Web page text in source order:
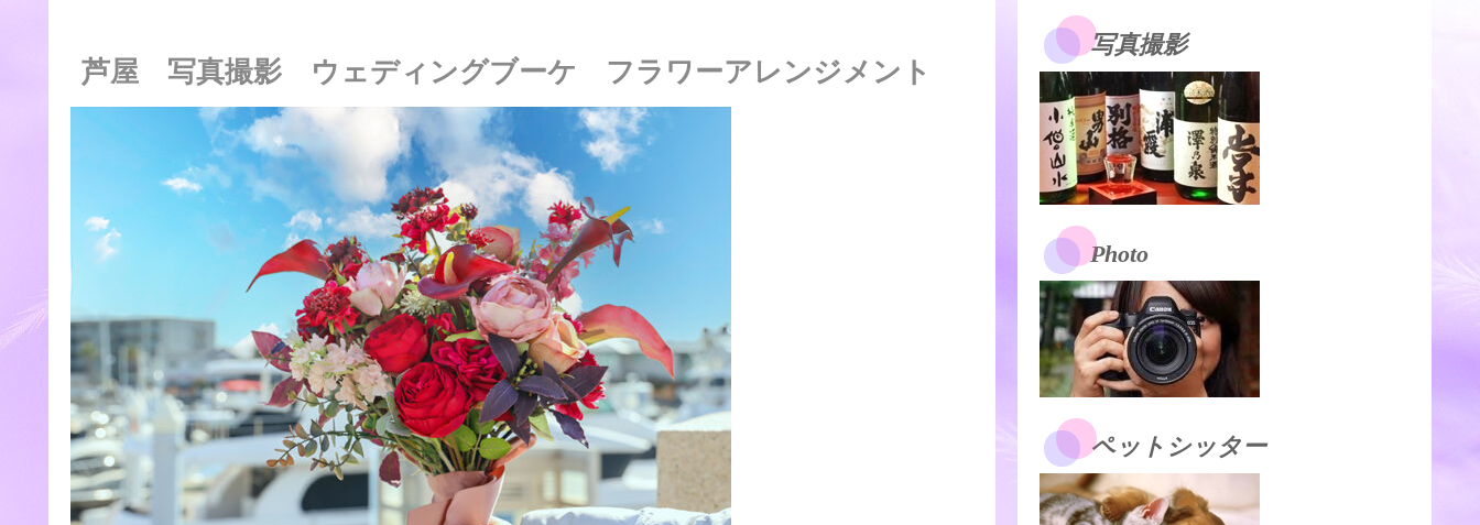
芦屋 写真撮影 ウェディングブーケ フラワーアレンジメント
写真撮影
Photo
ペットシッター